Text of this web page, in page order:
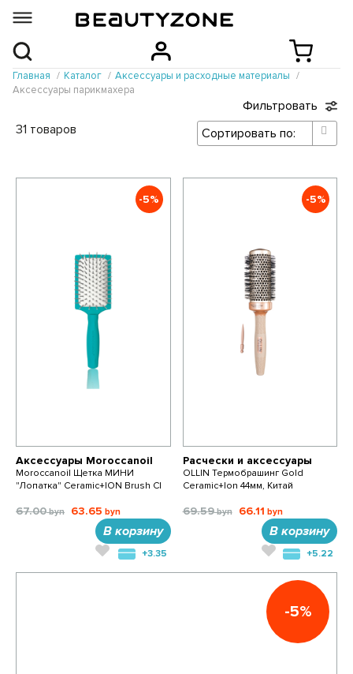
Главная Каталог
Аксессуары и расходные материалы
Аксессуары парикмахера
Фильтровать
31 товаров
-5%
Аксессуары Moroccanoil
Moroccanoil Щетка МИНИ
"Лопатка" Ceramic+ION Brush CI
67.00 63.65
В корзину
+3.35
-5%
Расчески и аксессуары
OLLIN Термобрашинг Gold
Ceramic+Ion 44мм, Китай
69.59 66.11
В корзину
+5.22
-5%